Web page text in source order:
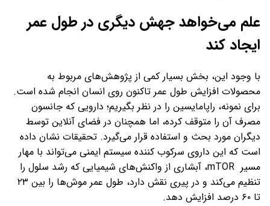
علم می‌خواهد جهش دیگری در طول عمر
ایجاد کند
با وجود این، بخش بسیار کمی از پژوهش‌های مربوط به
محصولات افزایش طول عمر تاکنون روی انسان انجام شده است.
برای نمونه، راپامایسین را در نظر بگیریم؛ دارویی که جانسون
مصرف آن را متوقف کرده، اما همچنان در فضای آنلاین توسط
دیگران مورد بحث و استفاده قرار می‌گیرد. تحقیقات نشان داده
است که این داروی سرکوب کننده سیستم ایمنی می‌تواند با مهار
مسیر mTOR، آبشاری از واکنش‌های شیمیایی که رشد سلول را
تنظیم می‌کند و در پیری نقش دارد، طول عمر موش‌ها را بین ۲۳
تا ۶۰ درصد افزایش دهد.